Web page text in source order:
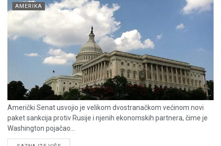
AMERIKA
Američki Senat usvojio je velikom dvostranačkom većinom novi
paket sankcija protiv Rusije i njenih ekonomskih partnera, čime je
Washington pojačao...